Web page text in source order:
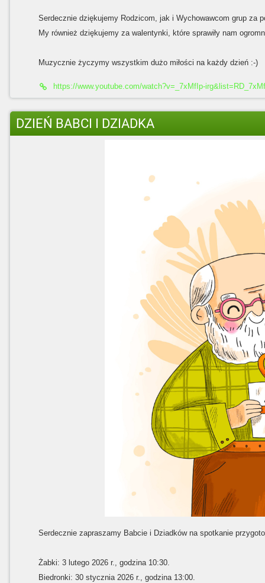
Serdecznie dziękujemy Rodzicom, jak i Wychowawcom grup za
My również dziękujemy za walentynki, które sprawiły nam
Muzycznie życzymy wszystkim dużo miłości na każdy dzień :-)
https://www.youtube.com/watch?v=_7xMfIp-
DZIEŃ BABCI I DZIADKA
Serdecznie zapraszamy Babcie i Dziadków na spotkanie
Żabki: 3 lutego 2026 r., godzina 10:30.
Biedronki: 30 stycznia 2026 r., godzina 13:00.